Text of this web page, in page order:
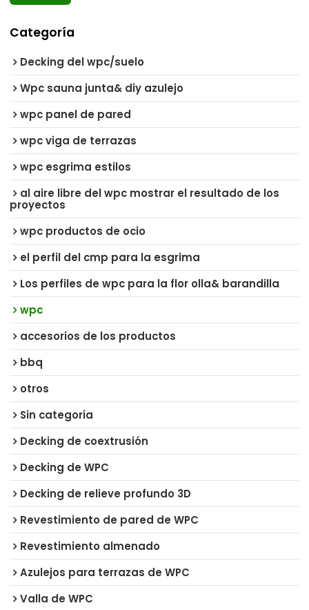
Categoría
Decking del wpc/suelo
Wpc sauna junta& diy azulejo
wpc panel de pared
wpc viga de terrazas
wpc esgrima estilos
al aire libre del wpc mostrar el resultado de los
proyectos
wpc productos de ocio
el perfil del cmp para la esgrima
Los perfiles de wpc para la flor olla& barandilla
wpc
accesorios de los productos
bbq
otros
Sin categoría
Decking de coextrusión
Decking de WPC
Decking de relieve profundo 3D
Revestimiento de pared de WPC
Revestimiento almenado
Azulejos para terrazas de WPC
Valla de WPC